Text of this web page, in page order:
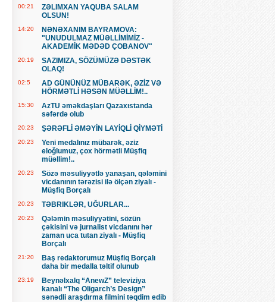
00:21
ZƏLIMXAN YAQUBA SALAM
OLSUN!
14:20
NƏNƏXANIM BAYRAMOVA:
"UNUDULMAZ MÜƏLLİMİMİZ -
AKADEMİK MƏDƏD ÇOBANOV"
20:19
SAZIMIZA, SÖZÜMÜZƏ DƏSTƏK
OLAQ!
02:5
AD GÜNÜNÜZ MÜBARƏK, ƏZİZ VƏ
HÖRMƏTLİ HƏSƏN MÜƏLLİM!..
15:30
AzTU əməkdaşları Qazaxıstanda
səfərdə olub
20:23 ŞƏRƏFLİ ƏMƏYİN LAYİQLİ QİYMƏTİ
20:23
Yeni medalınız mübarək, əziz
eloğlumuz, çox hörmətli Müşfiq
müəllim!..
20:23
Sözə məsuliyyətlə yanaşan, qələmini
vicdanının tərəzisi ilə ölçən ziyalı -
Müşfiq Borçalı
20:23 TƏBRIKLƏR, UĞURLAR...
20:23
Qələmin məsuliyyətini, sözün
çəkisini və jurnalist vicdanını hər
zaman uca tutan ziyalı - Müşfiq
Borçalı
21:20
Baş redaktorumuz Müşfiq Borçalı
daha bir medalla təltif olunub
23:19
Beynəlxalq “AnewZ” televiziya
kanalı “The Oligarch’s Design”
sənədli araşdırma filmini təqdim edib